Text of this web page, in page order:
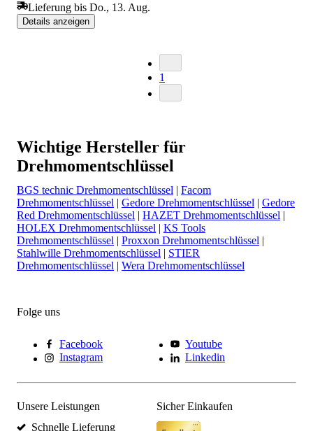
Lieferung bis Do., 13. Aug.
Details anzeigen
1
Wichtige Hersteller für
Drehmomentschlüssel
BGS technic Drehmomentschlüssel | Facom
Drehmomentschlüssel | Gedore Drehmomentschlüssel | Gedore
Red Drehmomentschlüssel | HAZET Drehmomentschlüssel |
HOLEX Drehmomentschlüssel | KS Tools
Drehmomentschlüssel | Proxxon Drehmomentschlüssel |
Stahlwille Drehmomentschlüssel | STIER
Drehmomentschlüssel | Wera Drehmomentschlüssel
Folge uns
Facebook
Youtube
Instagram
Linkedin
Unsere Leistungen
Schnelle Lieferung
Sicher Einkaufen